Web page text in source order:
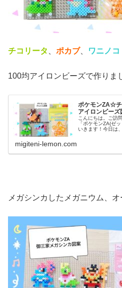
チコリータ ポカブ、 ワニノコ
100均アイロンビーズで作りま
ポケモンZA☆
アイロンビーズ
こんにちは。ご訪
「ポケモンZA(ゼ
いきます！今日は
migiteni-lemon.com
メガシンカしたメガニウム、